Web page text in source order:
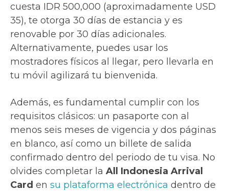
cuesta IDR 500,000 (aproximadamente USD
35), te otorga 30 días de estancia y es
renovable por 30 días adicionales.
Alternativamente, puedes usar los
mostradores físicos al llegar, pero llevarla en
tu móvil agilizará tu bienvenida.
Además, es fundamental cumplir con los
requisitos clásicos: un pasaporte con al
menos seis meses de vigencia y dos páginas
en blanco, así como un billete de salida
confirmado dentro del periodo de tu visa. No
olvides completar la All Indonesia Arrival
Card en su plataforma electrónica dentro de